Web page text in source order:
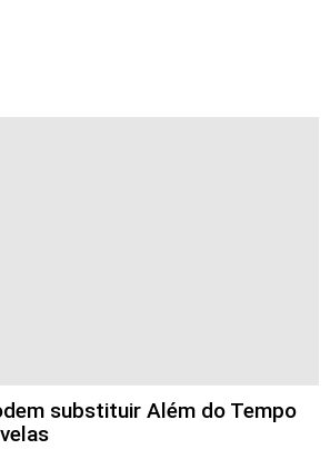
substituir Além do Tempo